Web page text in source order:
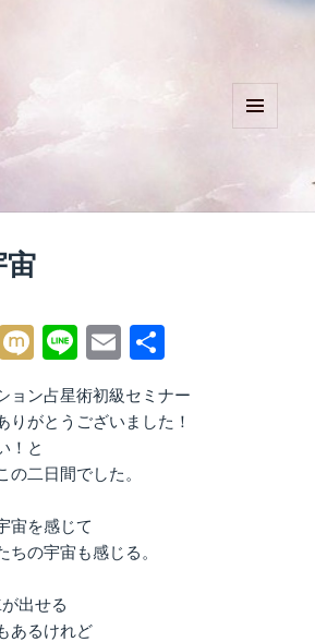
宙
H
M
ix
i
Li
ne
E
m
ail
ョン占星術初級セミナー
りがとうございました！
！と
の二日間でした。
宙を感じて
ちの宇宙も感じる。
出せる
あるけれど